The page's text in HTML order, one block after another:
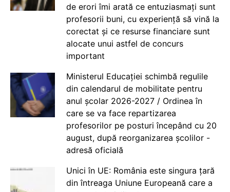
de erori îmi arată ce entuziasmați sunt
profesorii buni, cu experiență să vină la
corectat și ce resurse financiare sunt
alocate unui astfel de concurs
important
Ministerul Educației schimbă regulile
din calendarul de mobilitate pentru
anul școlar 2026-2027 / Ordinea în
care se va face repartizarea
profesorilor pe posturi începând cu 20
august, după reorganizarea școlilor -
adresă oficială
Unici în UE: România este singura țară
din întreaga Uniune Europeană care a